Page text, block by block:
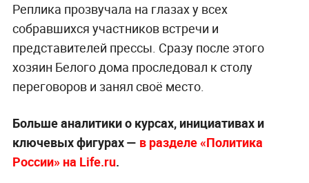
Реплика прозвучала на глазах у всех
собравшихся участников встречи и
представителей прессы. Сразу после этого
хозяин Белого дома проследовал к столу
переговоров и занял своё место.
Больше аналитики о курсах, инициативах и
ключевых фигурах — в разделе «Политика
России» на Life.ru.